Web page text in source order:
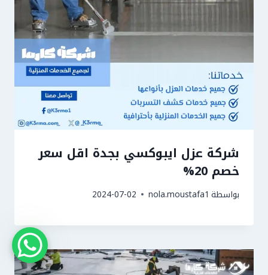
شركة عزل ايبوكسي بجدة اقل سعر
خصم 20%
بواسطة nola.moustafa1
2024-07-02